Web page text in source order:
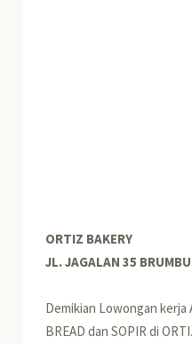
ORTIZ BAKERY
JL. JAGALAN 35
Demikian Lowongan kerja
BREAD dan SOPIR di